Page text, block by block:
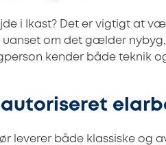
i Ikast? Det er vigtigt at
om det gælder
kender både teknik
leverer både klassiske og